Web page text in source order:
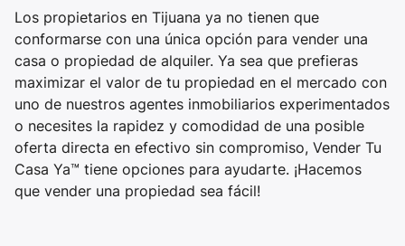
Los propietarios en Tijuana ya no tienen que
conformarse con una única opción para vender una
casa o propiedad de alquiler. Ya sea que prefieras
maximizar el valor de tu propiedad en el mercado con
uno de nuestros agentes inmobiliarios experimentados
o necesites la rapidez y comodidad de una posible
oferta directa en efectivo sin compromiso, Vender Tu
Casa Ya™ tiene opciones para ayudarte. ¡Hacemos
que vender una propiedad sea fácil!